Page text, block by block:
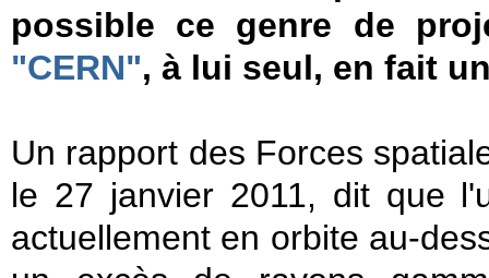
possible ce genre de
"CERN", à lui seul, en fait
Un rapport des Forces
le 27 janvier 2011, dit que
actuellement en orbite au-